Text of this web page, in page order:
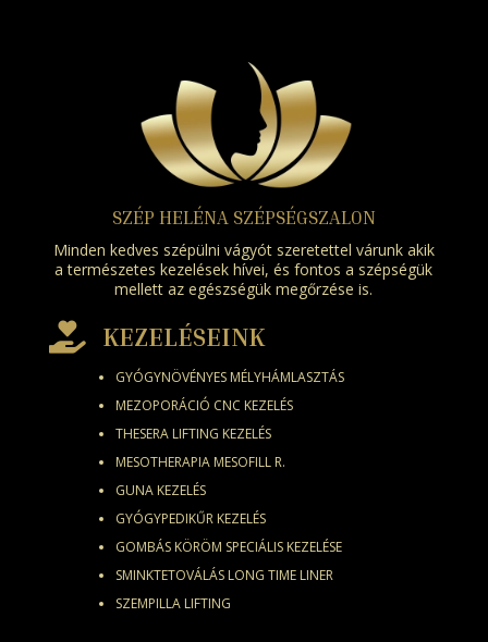
SZÉP HELÉNA SZÉPSÉGSZALON
Minden kedves szépülni vágyót szeretettel várunk akik
a természetes kezelések hívei, és fontos a szépségük
mellett az egészségük megőrzése is.
 KEZELÉSEINK
GYÓGYNÖVÉNYES MÉLYHÁMLASZTÁS
MEZOPORÁCIÓ CNC KEZELÉS
THESERA LIFTING KEZELÉS
MESOTHERAPIA MESOFILL R.
GUNA KEZELÉS
GYÓGYPEDIKŰR KEZELÉS
GOMBÁS KÖRÖM SPECIÁLIS KEZELÉSE
SMINKTETOVÁLÁS LONG TIME LINER
SZEMPILLA LIFTING